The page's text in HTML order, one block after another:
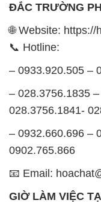
ĐẮC TRƯỜNG
🌐 Website:
📞 Hotline:
– 0933.920.505 –
– 028.3756.1835
028.3756.1841-
– 0932.660.696 –
0902.765.866
📧 Email:
GIỜ LÀM VIỆC